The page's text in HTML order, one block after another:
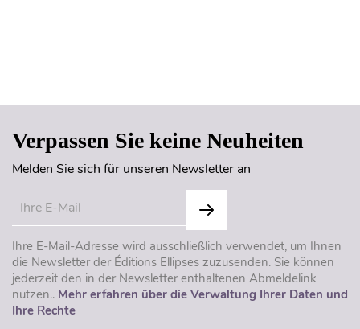
Verpassen Sie keine Neuheiten
Melden Sie sich für unseren Newsletter an
Ihre E-Mail-Adresse wird ausschließlich verwendet, um Ihnen
die Newsletter der Éditions Ellipses zuzusenden. Sie können
jederzeit den in der Newsletter enthaltenen Abmeldelink
nutzen.. Mehr erfahren über die Verwaltung Ihrer Daten und
Ihre Rechte